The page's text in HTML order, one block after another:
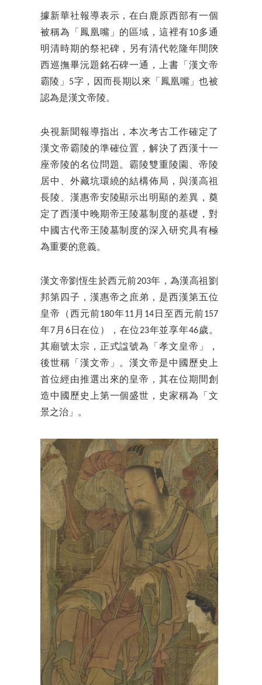
據新華社報導表示，在白鹿原西部有一個
被稱為「鳳凰嘴」的區域，這裡有10多通
明清時期的祭祀碑，另有清代乾隆年間陝
西巡撫畢沅題銘石碑一通，上書「漢文帝
霸陵」5字，因而長期以來「鳳凰嘴」也被
認為是漢文帝陵。
央視新聞報導指出，本次考古工作確定了
漢文帝霸陵的準確位置，解決了西漢十一
座帝陵的名位問題。霸陵雙重陵園、帝陵
居中、外藏坑環繞的結構佈局，與漢高祖
長陵、漢惠帝安陵顯示出明顯的差異，奠
定了西漢中晚期帝王陵墓制度的基礎，對
中國古代帝王陵墓制度的深入研究具有極
為重要的意義。
漢文帝劉恆生於西元前203年， 為漢高祖劉
邦第四子，漢惠帝之庶弟，是西漢第五位
皇帝（西元前180年11月14日至西元前157
年7月6日在位），在位23年並享年46歲。
其廟號太宗，正式諡號為「孝文皇帝」，
後世稱「漢文帝」。漢文帝是中國歷史上
首位經由推選出來的皇帝，其在位期間創
造中國歷史上第一個盛世，史家稱為「文
景之治」。